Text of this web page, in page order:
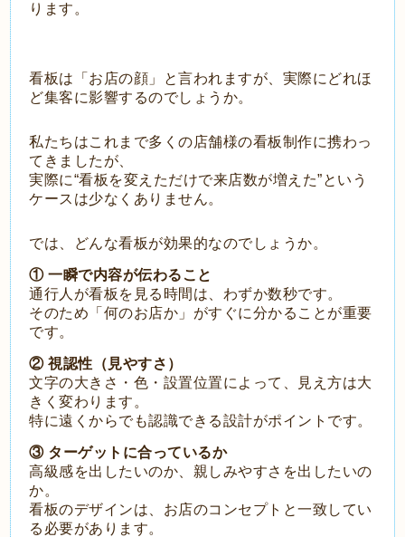
ります。
看板は「お店の顔」と言われますが、実際にどれほ
ど集客に影響するのでしょうか。
私たちはこれまで多くの店舗様の看板制作に携わっ
てきましたが、
実際に“看板を変えただけで来店数が増えた”という
ケースは少なくありません。
では、どんな看板が効果的なのでしょうか。
① 一瞬で内容が伝わること
通行人が看板を見る時間は、わずか数秒です。
そのため「何のお店か」がすぐに分かることが重要
です。
② 視認性（見やすさ）
文字の大きさ・色・設置位置によって、見え方は大
きく変わります。
特に遠くからでも認識できる設計がポイントです。
③ ターゲットに合っているか
高級感を出したいのか、親しみやすさを出したいの
か。
看板のデザインは、お店のコンセプトと一致してい
る必要があります。